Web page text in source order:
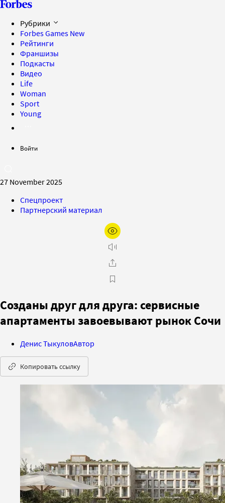
Рубрики
Forbes Games New
Рейтинги
Франшизы
Подкасты
Видео
Life
Woman
Sport
Young
Войти
27 November 2025
Спецпроект
Партнерский материал
Созданы друг для друга: сервисные
апартаменты завоевывают рынок Сочи
Денис ТыкуловАвтор
Копировать ссылку